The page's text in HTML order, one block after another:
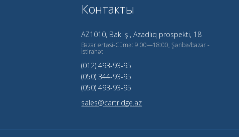
Контакты
AZ1010, Bakı ş., Azadlıq prospekti, 18
Bazar ertəsi-Cümə: 9:00—18:00, Şənbə/bazar -
İstirahət
(012) 493-93-95
(050) 344-93-95
(050) 493-93-95
sales@cartridge.az